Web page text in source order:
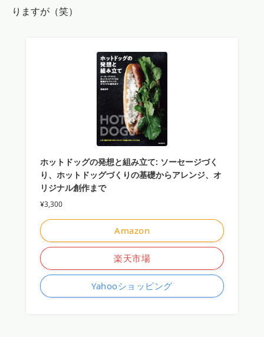
りますが（笑）
ホットドッグの発想と組み立て: ソーセージづく
り、ホットドッグづくりの基礎からアレンジ、オ
リジナル創作まで
¥3,300
Amazon
楽天市場
Yahooショッピング